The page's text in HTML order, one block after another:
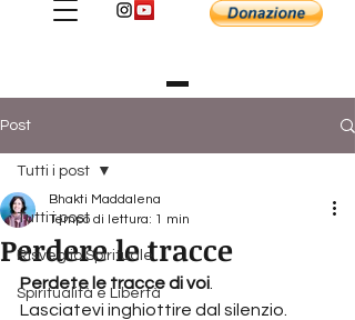
Post
Tutti i post
Risveglio Spirituale
Spiritualità e Libertà
Tutti i post
Perdere le tracce
Bhakti Maddalena
Tempo di lettura: 1 min
Perdete le tracce di voi
Lasciatevi inghiottire dal silenzio.